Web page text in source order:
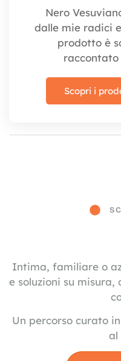
Nero
dalle mie radici
prodotto è
Scopri i
Intima, familiare o
e soluzioni su misura,
Un percorso curato
al